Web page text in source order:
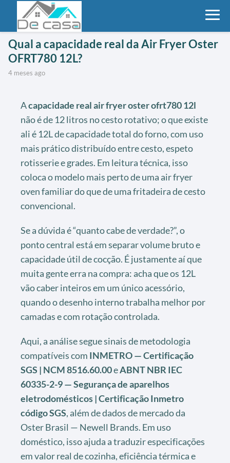
Qual a capacidade real da Air Fryer Oster
OFRT780 12L?
4 meses ago
Acapacidade real air fryer oster ofrt780 12l
não é de 12 litros no cesto rotativo; o que existe
ali é 12L de capacidade total do forno, com uso
mais prático distribuído entre cesto, espeto
rotisserie e grades. Em leitura técnica, isso
coloca o modelo mais perto de uma air fryer
oven familiar do que de uma fritadeira de cesto
convencional.
Se a dúvida é “quanto cabe de verdade?”, o
ponto central está em separar volume bruto e
capacidade útil de cocção. É justamente aí que
muita gente erra na compra: acha que os 12L
vão caber inteiros em um único acessório,
quando o desenho interno trabalha melhor por
camadas e com rotação controlada.
Aqui, a análise segue sinais de metodologia
compatíveis com INMETRO — Certificação
SGS | NCM 8516.60.00eABNT NBR IEC
60335-2-9 — Segurança de aparelhos
eletrodomésticos | Certificação Inmetro
código SGS, além de dados de mercado da
Oster Brasil — Newell Brands. Em uso
doméstico, isso ajuda a traduzir especificações
em valor real de cozinha, eficiência térmica e